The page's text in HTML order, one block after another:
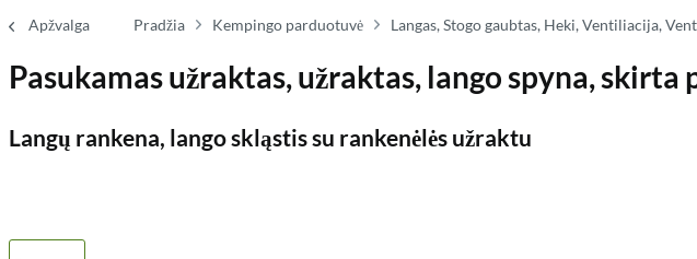
Apžvalga Pradžia Kempingo parduotuvė Langas, Stogo gaubtas, Heki, Ventiliacija,
Pasukamas užraktas, užraktas, lango spyna,
Langų rankena, lango skląstis su rankenėlės užraktu